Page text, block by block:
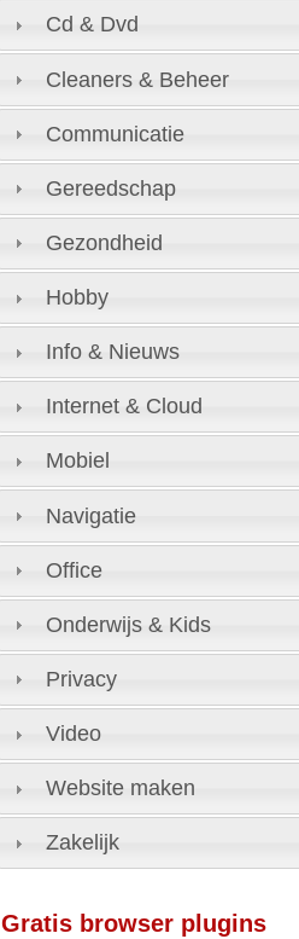
Cd & Dvd
Cleaners & Beheer
Communicatie
Gereedschap
Gezondheid
Hobby
Info & Nieuws
Internet & Cloud
Mobiel
Navigatie
Office
Onderwijs & Kids
Privacy
Video
Website maken
Zakelijk
Gratis browser plugins